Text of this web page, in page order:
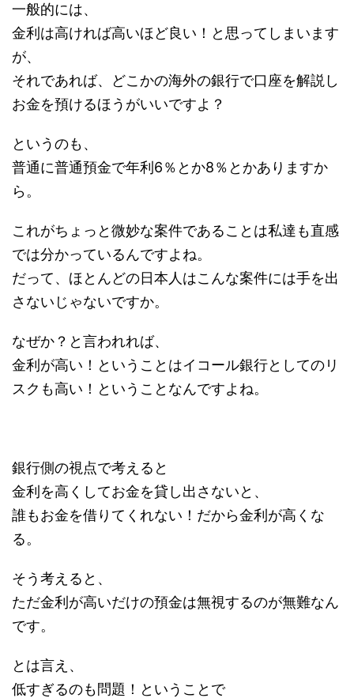
一般的には、
金利は高ければ高いほど良い！と思ってしまいます
が、
それであれば、どこかの海外の銀行で口座を解説し
お金を預けるほうがいいですよ？
というのも、
普通に普通預金で年利6％とか8％とかありますか
ら。
これがちょっと微妙な案件であることは私達も直感
では分かっているんですよね。
だって、ほとんどの日本人はこんな案件には手を出
さないじゃないですか。
なぜか？と言われれば、
金利が高い！ということはイコール銀行としてのリ
スクも高い！ということなんですよね。
銀行側の視点で考えると
金利を高くしてお金を貸し出さないと、
誰もお金を借りてくれない！だから金利が高くな
る。
そう考えると、
ただ金利が高いだけの預金は無視するのが無難なん
です。
とは言え、
低すぎるのも問題！ということで